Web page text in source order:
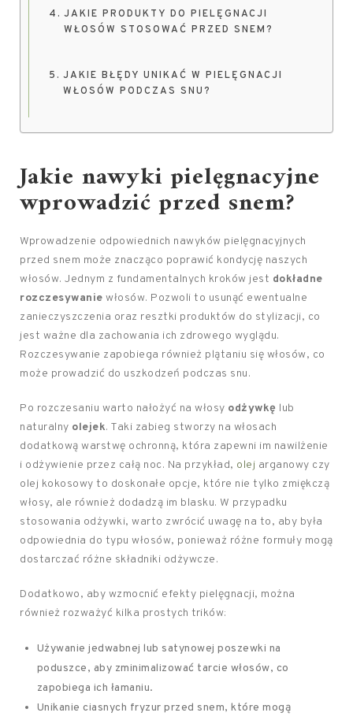
JAKIE PRODUKTY DO PIELĘGNACJI
WŁOSÓW STOSOWAĆ PRZED SNEM?
JAKIE BŁĘDY UNIKAĆ W PIELĘGNACJI
WŁOSÓW PODCZAS SNU?
Jakie nawyki pielęgnacyjne
wprowadzić przed snem?
Wprowadzenie odpowiednich nawyków pielęgnacyjnych
przed snem może znacząco poprawić kondycję naszych
włosów. Jednym z fundamentalnych kroków jest dokładne
rozczesywanie włosów. Pozwoli to usunąć ewentualne
zanieczyszczenia oraz resztki produktów do stylizacji, co
jest ważne dla zachowania ich zdrowego wyglądu.
Rozczesywanie zapobiega również plątaniu się włosów, co
może prowadzić do uszkodzeń podczas snu.
Po rozczesaniu warto nałożyć na włosy odżywkę lub
naturalny olejek. Taki zabieg stworzy na włosach
dodatkową warstwę ochronną, która zapewni im nawilżenie
i odżywienie przez całą noc. Na przykład, olej arganowy czy
olej kokosowy to doskonałe opcje, które nie tylko zmiękczą
włosy, ale również dodadzą im blasku. W przypadku
stosowania odżywki, warto zwrócić uwagę na to, aby była
odpowiednia do typu włosów, ponieważ różne formuły mogą
dostarczać różne składniki odżywcze.
Dodatkowo, aby wzmocnić efekty pielęgnacji, można
również rozważyć kilka prostych trików:
Używanie jedwabnej lub satynowej poszewki na
poduszce, aby zminimalizować tarcie włosów, co
zapobiega ich łamaniu.
Unikanie ciasnych fryzur przed snem, które mogą